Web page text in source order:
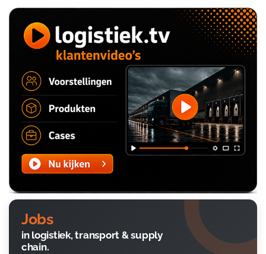
Jobs
in logistiek, transport & supply
chain.